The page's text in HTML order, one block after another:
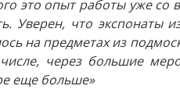
это опыт работы уже
Уверен, что экспонаты
на предметах из
через большие
еще больше»